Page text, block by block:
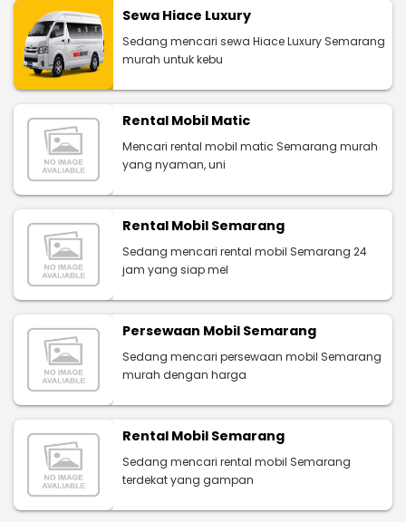
Sewa Hiace Luxury
Sedang mencari sewa Hiace Luxury Semarang
murah untuk kebu
Rental Mobil Matic
Mencari rental mobil matic Semarang murah
yang nyaman, uni
Rental Mobil Semarang
Sedang mencari rental mobil Semarang 24
jam yang siap mel
Persewaan Mobil Semarang
Sedang mencari persewaan mobil Semarang
murah dengan harga
Rental Mobil Semarang
Sedang mencari rental mobil Semarang
terdekat yang gampan